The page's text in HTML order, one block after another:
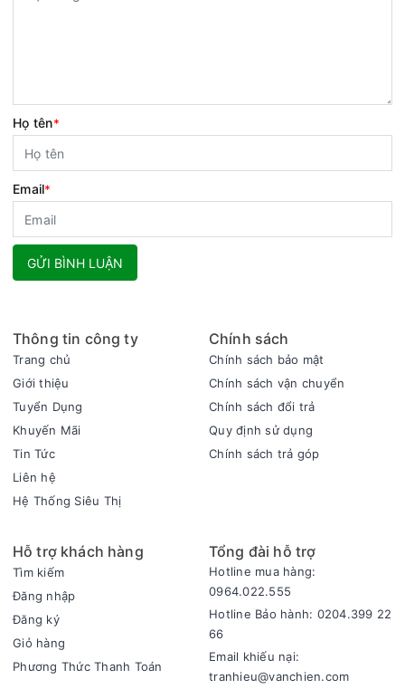
Họ tên*
Email*
GỬI BÌNH LUẬN
Thông tin công ty
Trang chủ
Giới thiệu
Tuyển Dụng
Khuyến Mãi
Tin Tức
Liên hệ
Hệ Thống Siêu Thị
Chính sách
Chính sách bảo mật
Chính sách vận chuyển
Chính sách đổi trả
Quy định sử dụng
Chính sách trả góp
Hỗ trợ khách hàng
Tìm kiếm
Đăng nhập
Đăng ký
Giỏ hàng
Phương Thức Thanh Toán
Tổng đài hỗ trợ
Hotline mua hàng:
0964.022.555
Hotline Bảo hành: 0204.399 22
66
Email khiếu nại:
tranhieu@vanchien.com